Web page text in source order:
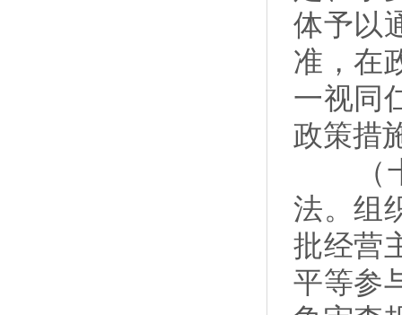
体予以
准，在
一视同
政策措
（十
法。组
批经营
平等参